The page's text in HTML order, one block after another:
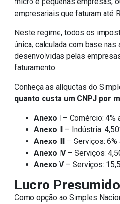
micro e pequenas empresas,
empresariais que faturam até
Neste regime, todos os
única, calculada com base nas
desenvolvidas pelas
faturamento.
Conheça as alíquotas do
quanto custa um CNPJ por
Anexo I
– Comércio: 4%
Anexo II – Indústria:
Anexo III
– Serviços: 6%
Anexo IV– Serviços:
Anexo V– Serviços:
Lucro Presumido
Como opção ao Simples